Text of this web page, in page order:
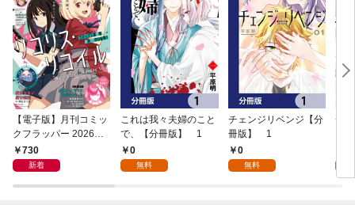
【電子版】月刊コミッ
クフラッパー 2026年9
月号730
新着
これは我々夫婦のこと
で、【分冊版】 1
0
無料
チェンジリベンジ【分
冊版】 1
0
無料
チ